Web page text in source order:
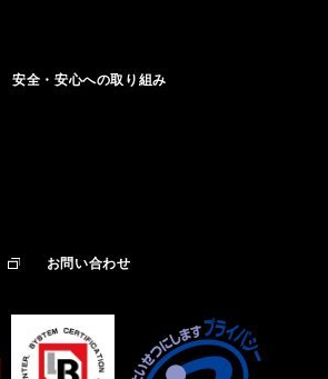
安全・安心への取り組み
お問い合わせ